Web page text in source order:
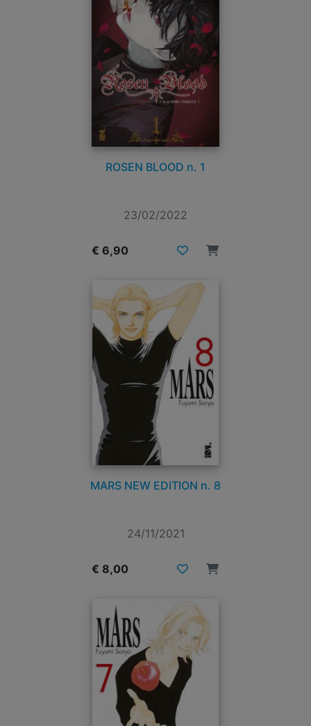
ROSEN BLOOD n. 1
23/02/2022
€ 6,90
MARS NEW EDITION n. 8
24/11/2021
€ 8,00